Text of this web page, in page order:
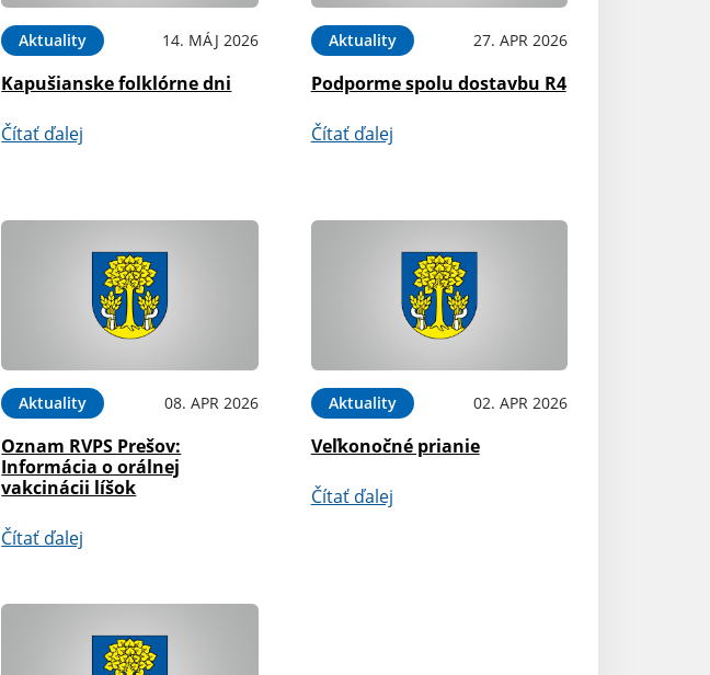
Aktuality 14. MÁJ 2026
Kapušianske folklórne dni
Čítať ďalej
Aktuality 27. APR 2026
Podporme spolu dostavbu R4
Čítať ďalej
Aktuality 08. APR 2026
Oznam RVPS Prešov:
Informácia o orálnej
vakcinácii líšok
Čítať ďalej
Aktuality 02. APR 2026
Veľkonočné prianie
Čítať ďalej